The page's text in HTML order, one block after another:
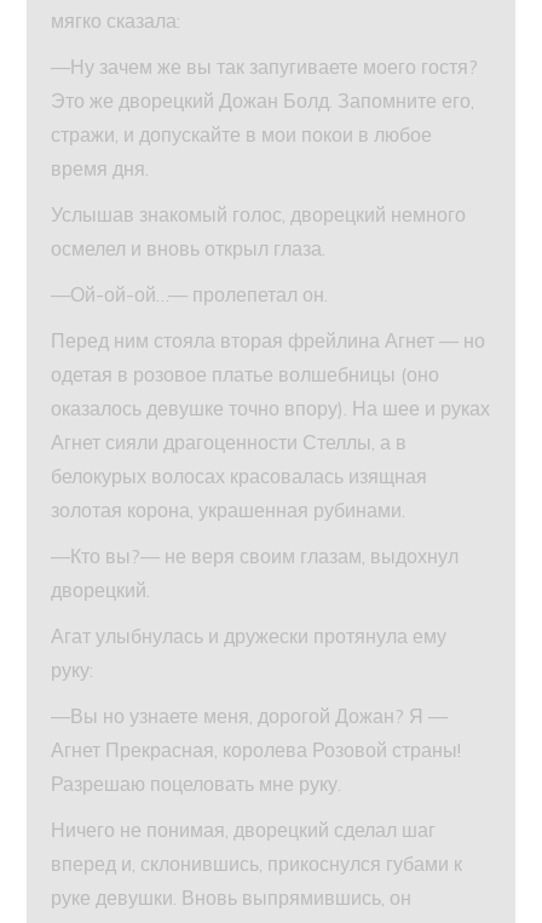
мягко сказала:
—Ну зачем же вы так запугиваете моего гостя?
Это же дворецкий Дожан Болд. Запомните его,
стражи, и допускайте в мои покои в любое
время дня.
Услышав знакомый голос, дворецкий немного
осмелел и вновь открыл глаза.
—Ой-ой-ой…— пролепетал он.
Перед ним стояла вторая фрейлина Агнет — но
одетая в розовое платье волшебницы (оно
оказалось девушке точно впору). На шее и руках
Агнет сияли драгоценности Стеллы, а в
белокурых волосах красовалась изящная
золотая корона, украшенная рубинами.
—Кто вы?— не веря своим глазам, выдохнул
дворецкий.
Агат улыбнулась и дружески протянула ему
руку:
—Вы но узнаете меня, дорогой Дожан? Я —
Агнет Прекрасная, королева Розовой страны!
Разрешаю поцеловать мне руку.
Ничего не понимая, дворецкий сделал шаг
вперед и, склонившись, прикоснулся губами к
руке девушки. Вновь выпрямившись, он